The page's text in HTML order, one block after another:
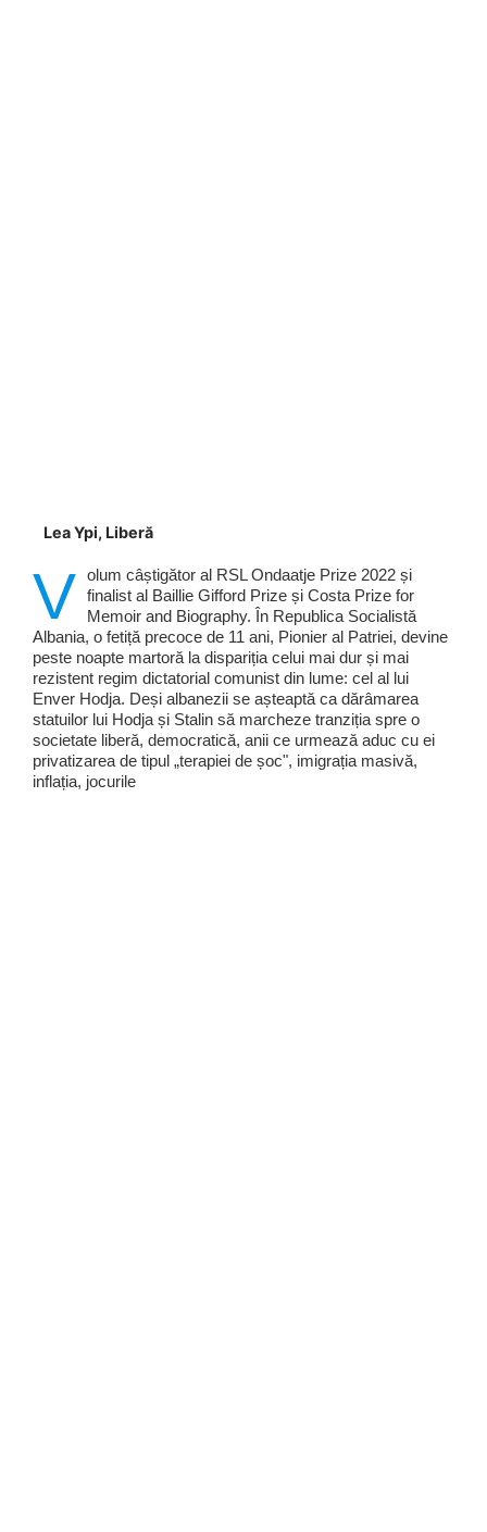
Lea Ypi, Liberă
V olum câștigător al RSL Ondaatje Prize 2022 și
finalist al Baillie Gifford Prize și Costa Prize for
Memoir and Biography. În Republica Socialistă
Albania, o fetiță precoce de 11 ani, Pionier al Patriei, devine
peste noapte martoră la dispariția celui mai dur și mai
rezistent regim dictatorial comunist din lume: cel al lui
Enver Hodja. Deși albanezii se așteaptă ca dărâmarea
statuilor lui Hodja și Stalin să marcheze tranziția spre o
societate liberă, democratică, anii ce urmează aduc cu ei
privatizarea de tipul „terapiei de șoc", imigrația masivă,
inflația, jocurile